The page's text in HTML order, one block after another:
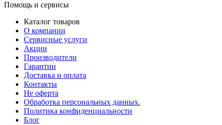
Помощь и сервисы
Каталог товаров
О компании
Сервисные услуги
Акции
Производители
Гарантии
Доставка и оплата
Контакты
Не оферта
Обработка персональных данных.
Политика конфиденциальности
Блог